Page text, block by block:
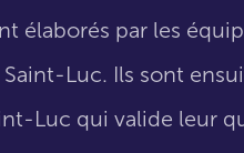
élaborés par les
Luc. Ils sont
Luc qui valide leur